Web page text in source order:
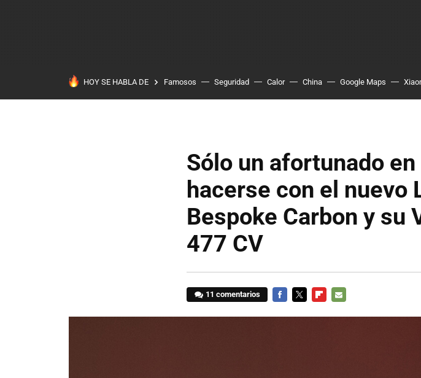
HOY SE HABLA DE Famosos Seguridad Calor China Google Maps
Sólo un afortunado en
hacerse con el nuevo
Bespoke Carbon y su
477 CV
11 comentarios